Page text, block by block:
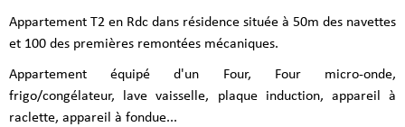
Appartement T2 en Rdc dans résidence située à 50m des navettes
et 100 des premières remontées mécaniques.
Appartement équipé d'un Four, Four micro-onde,
frigo/congélateur, lave vaisselle, plaque induction, appareil à
raclette, appareil à fondue...